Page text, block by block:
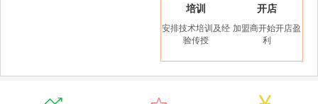
培训
安排技术培训及经
验传授
开店
加盟商开始开店盈
利